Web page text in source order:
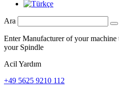
Ara
Enter Manufacturer of your
your Spindle
Acil Yardım
+49 5625 9210 112